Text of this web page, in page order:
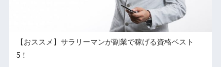
【おススメ】サラリーマンが副業で稼げる資格ベスト
5！